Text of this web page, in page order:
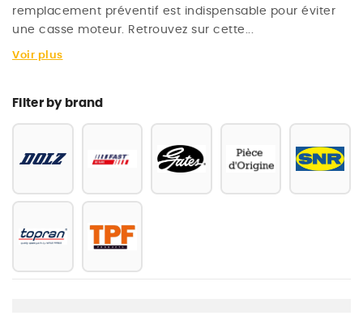
remplacement préventif est indispensable pour éviter
une casse moteur. Retrouvez sur cette...
Voir plus
Filter by brand